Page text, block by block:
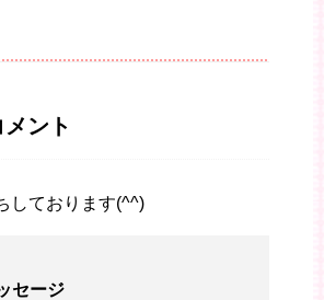
ント
しております(^^)
セージ